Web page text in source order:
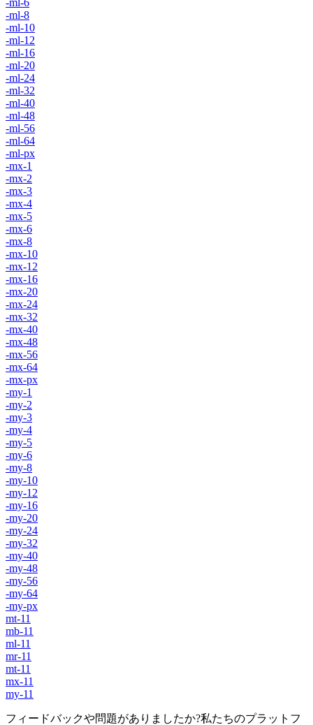
-ml-8
-ml-10
-ml-12
-ml-16
-ml-20
-ml-24
-ml-32
-ml-40
-ml-48
-ml-56
-ml-64
-ml-px
-mx-1
-mx-2
-mx-3
-mx-4
-mx-5
-mx-6
-mx-8
-mx-10
-mx-12
-mx-16
-mx-20
-mx-24
-mx-32
-mx-40
-mx-48
-mx-56
-mx-64
-mx-px
-my-1
-my-2
-my-3
-my-4
-my-5
-my-6
-my-8
-my-10
-my-12
-my-16
-my-20
-my-24
-my-32
-my-40
-my-48
-my-56
-my-64
-my-px
mt-11
mb-11
ml-11
mr-11
mt-11
mx-11
my-11
フィードバックや問題がありましたか?私たちのプラットフ